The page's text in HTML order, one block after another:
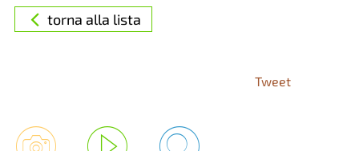
torna alla lista
Tweet